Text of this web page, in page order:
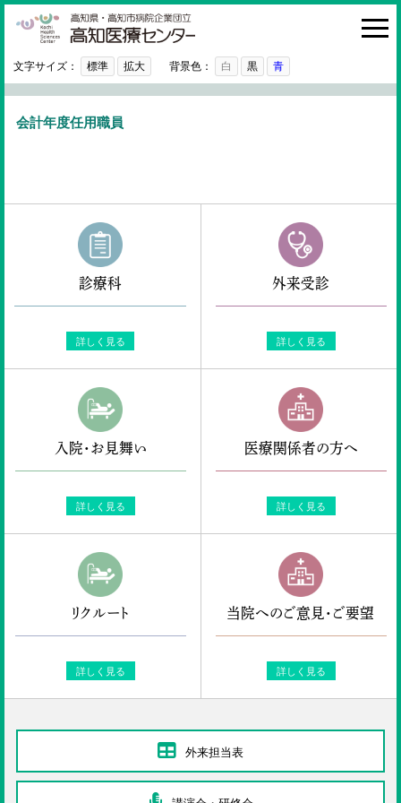
HOME
診療科・部門
外来
入院・お見舞い
医療関係者の方へ
利用ガイド
初めての方へ
採用情報
ご意見・ご要望
検索
文字サイズ： 標準 拡大 背景色： 白 黒 青
会計年度任用職員
診療科
詳しく見る
外来受診
詳しく見る
入院・お見舞い
詳しく見る
医療関係者の方へ
詳しく見る
リクルート
詳しく見る
当院へのご意見・ご要望
詳しく見る
外来担当表